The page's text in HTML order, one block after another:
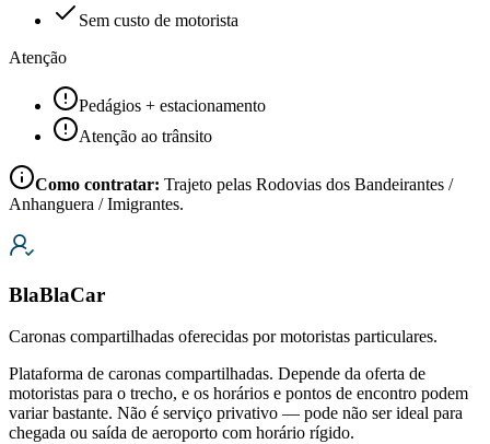
Sem custo de motorista
Atenção
Pedágios + estacionamento
Atenção ao trânsito
Como contratar: Trajeto pelas Rodovias dos Bandeirantes /
Anhanguera / Imigrantes.
BlaBlaCar
Caronas compartilhadas oferecidas por motoristas particulares.
Plataforma de caronas compartilhadas. Depende da oferta de
motoristas para o trecho, e os horários e pontos de encontro podem
variar bastante. Não é serviço privativo — pode não ser ideal para
chegada ou saída de aeroporto com horário rígido.